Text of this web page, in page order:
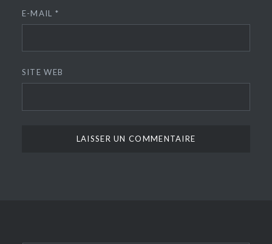
E-MAIL *
SITE WEB